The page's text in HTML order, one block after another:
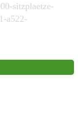
sitzplaetze-
a522-